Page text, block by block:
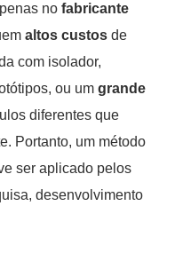
no fabricante
altos custos de
com isolador,
ou um grande
diferentes que
Portanto, um método
ser aplicado pelos
desenvolvimento